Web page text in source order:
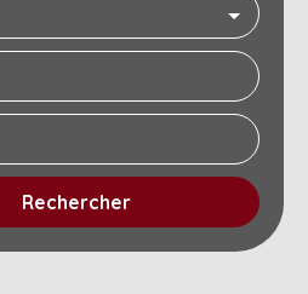
Rechercher